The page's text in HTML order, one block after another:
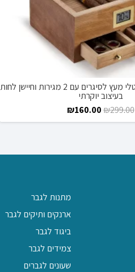
קופסאות אחסון דיגיטלי מעץ לסיגרים עם 2 מגירות וחיישן לחות
בעיצוב יוקרתי
₪299.00
המחיר
המקורי
₪160.00
הנוכחי
מתנות לגבר
ארנקים ותיקים לגבר
ביגוד לגבר
צמידים לגבר
שעונים לגברים